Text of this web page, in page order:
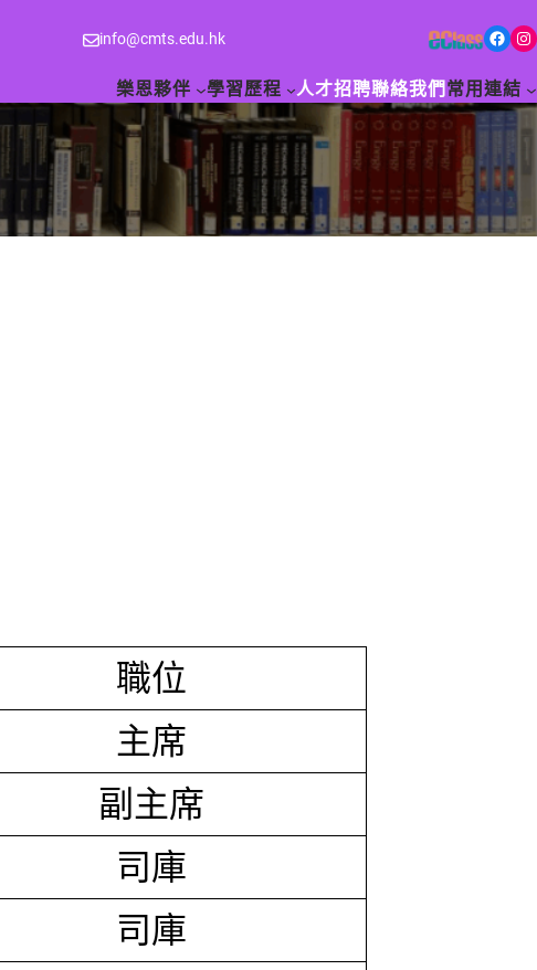
info@cmts.edu.hk Facebook Instagram
樂恩夥伴 學習歷程 人才招聘聯絡我們 常用連結
職位
主席
副主席
司庫
司庫